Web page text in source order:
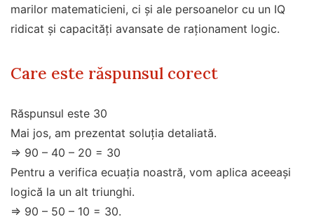
marilor matematicieni, ci și ale persoanelor cu un IQ
ridicat și capacități avansate de raționament logic.
Care este răspunsul corect
Răspunsul este 30
Mai jos, am prezentat soluția detaliată.
=> 90 – 40 – 20 = 30
Pentru a verifica ecuația noastră, vom aplica aceeași
logică la un alt triunghi.
=> 90 – 50 – 10 = 30.